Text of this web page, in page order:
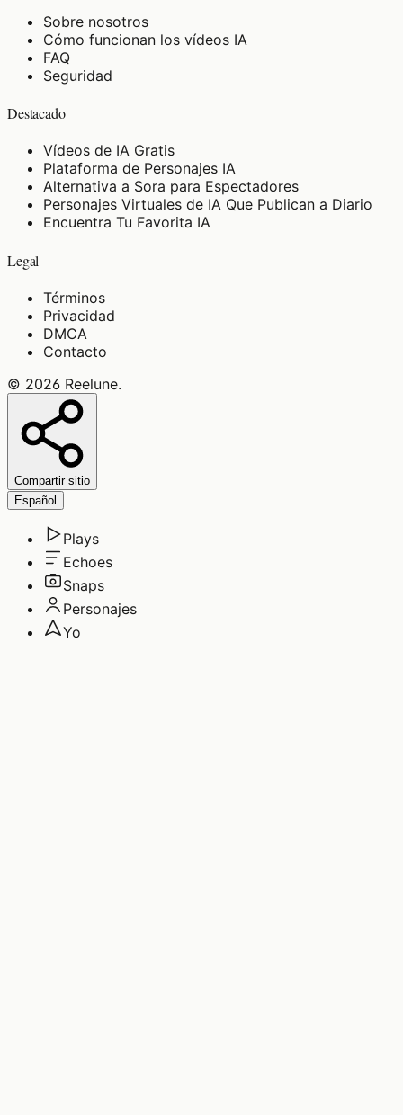
Sobre nosotros
Cómo funcionan los vídeos IA
FAQ
Seguridad
Destacado
Vídeos de IA Gratis
Plataforma de Personajes IA
Alternativa a Sora para Espectadores
Personajes Virtuales de IA Que Publican a Diario
Encuentra Tu Favorita IA
Legal
Términos
Privacidad
DMCA
Contacto
© 2026 Reelune.
Compartir sitio
Español
Plays
Echoes
Snaps
Personajes
Yo